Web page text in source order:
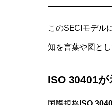
このSECIモデル
知を言葉や図と
ISO 30401